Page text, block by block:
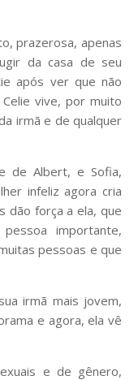
prazerosa, apenas
da casa de seu
após ver que não
vive, por muito
irmã e de qualquer
de Albert, e Sofia,
infeliz agora cria
dão força a ela, que
importante,
pessoas e que
irmã mais jovem,
e agora, ela vê
e de gênero,